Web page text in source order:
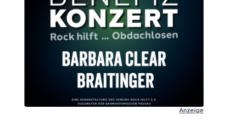
Anzeige